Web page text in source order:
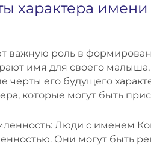
характера
важную роль в
имя для своего малыша,
черты его будущего
которые могут быть
Люди с именем
Они могут быть